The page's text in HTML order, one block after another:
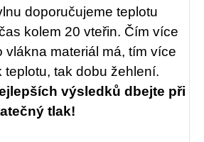
doporučujeme teplotu
kolem 20 vteřin. Čím více
vlákna materiál má, tím více
teplotu, tak dobu žehlení.
výsledků dbejte při
tlak!